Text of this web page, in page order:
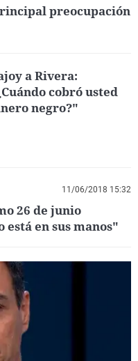
preocupación
a Rivera:
cobró usted
negro?"
11/06/2018 15:32
26 de junio
en sus manos"